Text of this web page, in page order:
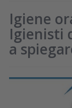
Igiene
Igienisti
a